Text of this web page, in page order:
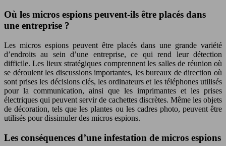
Où les micros espions peuvent-ils être placés dans
une entreprise ?
Les micros espions peuvent être placés dans une grande variété
d’endroits au sein d’une entreprise, ce qui rend leur détection
difficile. Les lieux stratégiques comprennent les salles de réunion où
se déroulent les discussions importantes, les bureaux de direction où
sont prises les décisions clés, les ordinateurs et les téléphones utilisés
pour la communication, ainsi que les imprimantes et les prises
électriques qui peuvent servir de cachettes discrètes. Même les objets
de décoration, tels que les plantes ou les cadres photo, peuvent être
utilisés pour dissimuler des micros espions.
Les conséquences d’une infestation de micros espions